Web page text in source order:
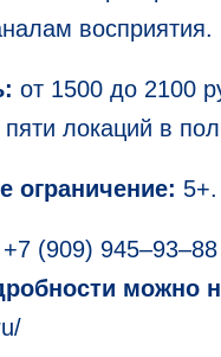
восприятия.
от 1500 до 2100
локаций в
ограничение: 5+.
+7 (909)
можно